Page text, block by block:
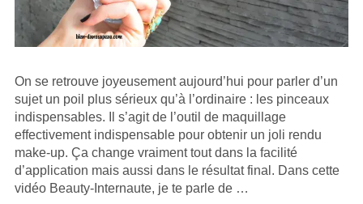
On se retrouve joyeusement aujourd’hui pour parler d’un
sujet un poil plus sérieux qu’à l’ordinaire : les pinceaux
indispensables. Il s’agit de l’outil de maquillage
effectivement indispensable pour obtenir un joli rendu
make-up. Ça change vraiment tout dans la facilité
d’application mais aussi dans le résultat final. Dans cette
vidéo Beauty-Internaute, je te parle de …